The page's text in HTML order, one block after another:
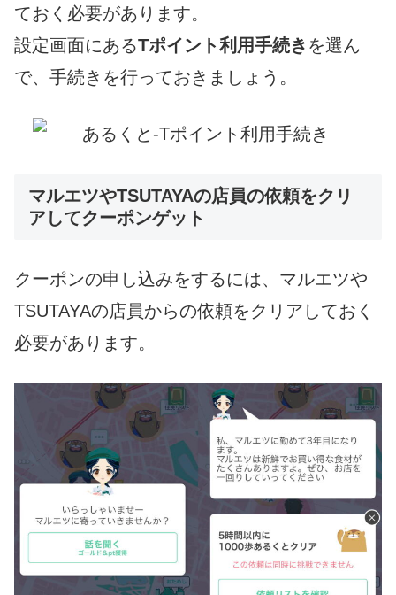
ておく必要があります。
設定画面にあるTポイント利用手続き を選ん
で、手続きを行っておきましょう。
マルエツやTSUTAYAの店員の依頼をクリ
アしてクーポンゲット
クーポンの申し込みをするには、マルエツや
TSUTAYAの店員からの依頼をクリアしておく
必要があります。